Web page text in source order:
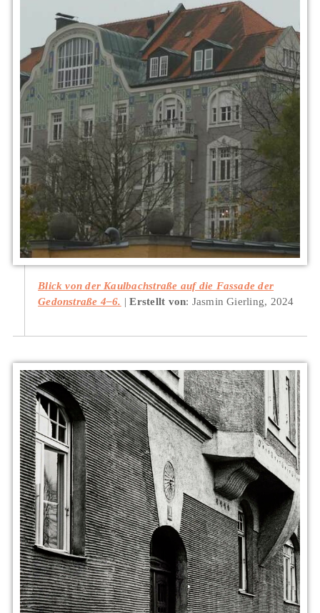
Blick von der Kaulbachstraße auf die Fassade der
Gedonstraße 4–6.
Erstellt von: Jasmin Gierling, 2024